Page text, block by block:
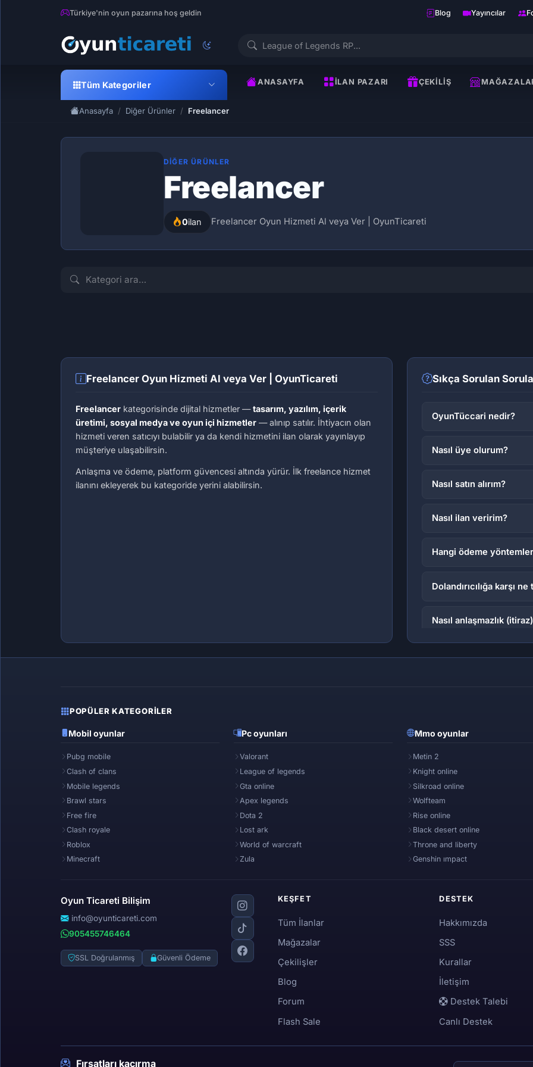
Türkiye'nin oyun pazarına hoş geldin Blog Yayıncılar
Tüm Kategoriler ANASAYFA İLAN PAZARI ÇEKILIŞ
Anasayfa Diğer Ürünler Freelancer
DIĞER ÜRÜNLER
Freelancer
0ilan Freelancer Oyun Hizmeti Al veya Ver | OyunTicareti
Freelancer Oyun Hizmeti Al veya Ver | OyunTicareti
Freelancer kategorisinde dijital hizmetler —tasarım, yazılım, içerik
üretimi, sosyal medya ve oyun içi hizmetler — alınıp satılır. İhtiyacın olan
hizmeti veren satıcıyı bulabilir ya da kendi hizmetini ilan olarak yayınlayıp
müşteriye ulaşabilirsin.
Anlaşma ve ödeme, platform güvencesi altında yürür. İlk freelance hizmet
ilanını ekleyerek bu kategoride yerini alabilirsin.
Sıkça Sorulan
OyunTüccari nedir?
Nasıl üye olurum?
Nasıl satın alırım?
Nasıl ilan veririm?
Hangi ödeme
Dolandırıcılığa karşı
Nasıl anlaşmazlık
OyunTüccari nasıl
Kimlik doğrulama nedir,
Satıcıya teklif verebilir
İlanım neden onay
Escrow süreci adım
İtiraz ne kadar sürede
VIP paketini nasıl satın
Bildirimler gelmiyor,
POPÜLER KATEGORILER
Mobil oyunlar
Pubg mobile
Clash of clans
Mobile legends
Brawl stars
Free fire
Clash royale
Roblox
Minecraft
Pc oyunları
Valorant
League of legends
Gta online
Apex legends
Dota 2
Lost ark
World of warcraft
Zula
Mmo oyunlar
Metin 2
Knight online
Silkroad online
Wolfteam
Rise online
Black desert online
Throne and liberty
Genshin ımpact
Oyun Ticareti Bilişim
info@oyunticareti.com
905455746464
SSL Doğrulanmış Güvenli Ödeme
KEŞFET
Tüm İlanlar
Mağazalar
Çekilişler
Blog
Forum
Flash Sale
DESTEK
Hakkımızda
SSS
Kurallar
İletişim
Destek Talebi
Canlı Destek
Fırsatları kaçırma